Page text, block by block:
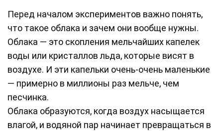
Перед началом экспериментов важно понять,
что такое облака и зачем они вообще нужны.
Облака — это скопления мельчайших капелек
воды или кристаллов льда, которые висят в
воздухе. И эти капельки очень-очень маленькие
— примерно в миллионы раз мельче, чем
песчинка.
Облака образуются, когда воздух насыщается
влагой, и водяной пар начинает превращаться в